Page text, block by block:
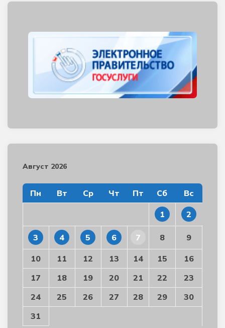
Август 2026
Пн Вт Ср Чт Пт Сб Вс
1 2
3 4 5 6 7 8 9
10 11 12 13 14 15
16
17
18 19 20 21 22
23
24
25 26 27 28 29
30
31